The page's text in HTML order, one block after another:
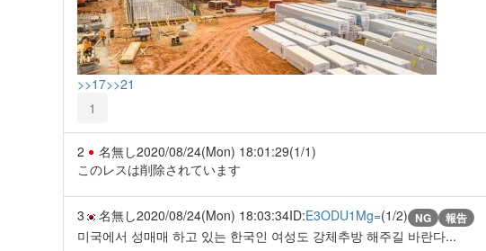
>>17>>21
1
2 名無し2020/08/24(Mon) 18:01:29(1/1)
このレスは削除されています
3 名無し2020/08/24(Mon) 18:03:34ID:E3ODU1Mg=(1/2) NG 報告
미국에서 성매매 하고 있는 한국인 여성도 강체추방 해주길 바란다...